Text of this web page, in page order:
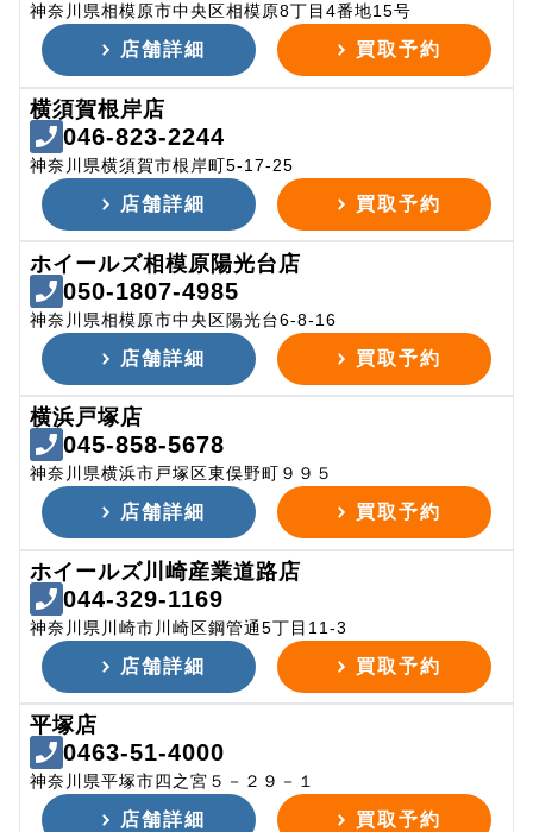
神奈川県相模原市中央区相模原8丁目4番地15号
店舗詳細 買取予約
横須賀根岸店
046-823-2244
神奈川県横須賀市根岸町5-17-25
店舗詳細 買取予約
ホイールズ相模原陽光台店
050-1807-4985
神奈川県相模原市中央区陽光台6-8-16
店舗詳細 買取予約
横浜戸塚店
045-858-5678
神奈川県横浜市戸塚区東俣野町９９５
店舗詳細 買取予約
ホイールズ川崎産業道路店
044-329-1169
神奈川県川崎市川崎区鋼管通5丁目11-3
店舗詳細 買取予約
平塚店
0463-51-4000
神奈川県平塚市四之宮５－２９－１
店舗詳細 買取予約